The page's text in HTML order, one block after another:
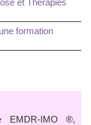
et Thérapies
formation
EMDR-IMO ®,